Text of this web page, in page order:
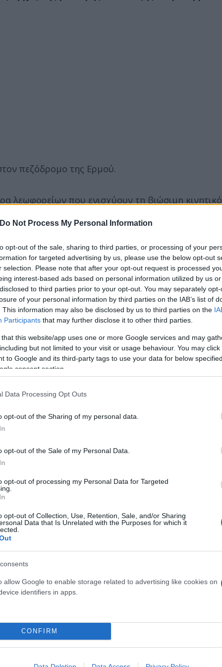
Do Not Process My Personal Information
opt-out of the sale, sharing to third parties, or processing of your
for targeted advertising by us, please use the below opt-out
selection. Please note that after your opt-out request is processed
interest-based ads based on personal information utilized by us
to third parties prior to your opt-out. You may separately
of your personal information by third parties on the IAB’s list of
This information may also be disclosed by us to third parties on the
Participants that may further disclose it to other third parties.
that this website/app uses one or more Google services and may
but not limited to your visit or usage behaviour. You may
to Google and its third-party tags to use your data for below
consent section.
Data Processing Opt Outs
opt-out of the Sharing of my personal data.
opt-out of the Sale of my Personal Data.
opt-out of processing my Personal Data for Targeted
opt-out of Collection, Use, Retention, Sale, and/or Sharing
Data that Is Unrelated with the Purposes for which it
allow Google to enable storage related to advertising like cookies on
identifiers in apps.
CONFIRM
πεζόδρομο της Ερμού.
λεωφορείων που ενισχύουν τη βιώσιμη
γρεβιλέες) που θα συνεισφέρουν στο
(από έξι) με αποτέλεσμα την μείωση των
έξυπνης, ασφαλούς και ορατής διάβασης
στον ιστορικό άξονα της Ερμού, μέσω της
κίνηση των ΑμΕΑ.
στάση.
δημόσιες κρήνες, σχάρες ομβρίων, σχάρες
LED, προσαρμοσμένα στις ανάγκες της
φωτορύπανση.
διαμήκεις πέργκολες ανάμεσα στα δέντρα,
των τραπεζοκαθισμάτων.
ψυχρά υλικά, τα οποία επιτυγχάνουν τη
φαινομένου της αστικής θερμικής νησίδας.